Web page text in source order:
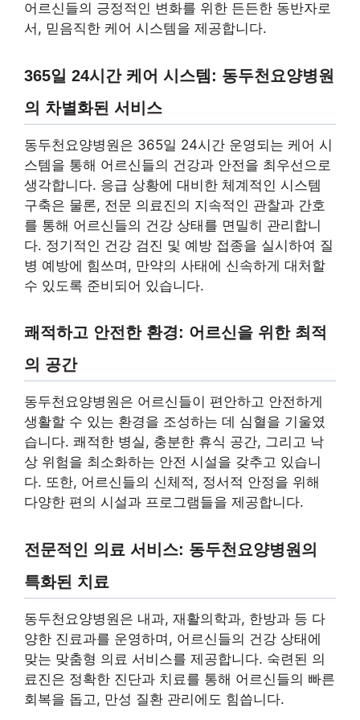
어르신들의 긍정적인 변화를 위한 든든한 동반자로
서, 믿음직한 케어 시스템을 제공합니다.
365일 24시간 케어 시스템: 동두천요양병원
의 차별화된 서비스
동두천요양병원은 365일 24시간 운영되는 케어 시
스템을 통해 어르신들의 건강과 안전을 최우선으로
생각합니다. 응급 상황에 대비한 체계적인 시스템
구축은 물론, 전문 의료진의 지속적인 관찰과 간호
를 통해 어르신들의 건강 상태를 면밀히 관리합니
다. 정기적인 건강 검진 및 예방 접종을 실시하여 질
병 예방에 힘쓰며, 만약의 사태에 신속하게 대처할
수 있도록 준비되어 있습니다.
쾌적하고 안전한 환경: 어르신을 위한 최적
의 공간
동두천요양병원은 어르신들이 편안하고 안전하게
생활할 수 있는 환경을 조성하는 데 심혈을 기울였
습니다. 쾌적한 병실, 충분한 휴식 공간, 그리고 낙
상 위험을 최소화하는 안전 시설을 갖추고 있습니
다. 또한, 어르신들의 신체적, 정서적 안정을 위해
다양한 편의 시설과 프로그램들을 제공합니다.
전문적인 의료 서비스: 동두천요양병원의
특화된 치료
동두천요양병원은 내과, 재활의학과, 한방과 등 다
양한 진료과를 운영하며, 어르신들의 건강 상태에
맞는 맞춤형 의료 서비스를 제공합니다. 숙련된 의
료진은 정확한 진단과 치료를 통해 어르신들의 빠른
회복을 돕고, 만성 질환 관리에도 힘씁니다.